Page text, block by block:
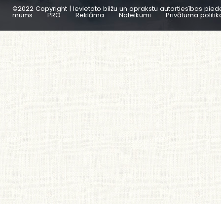
©2022 Copyright | Ievietoto bilžu un aprakstu autortiesības
mums PRO Reklāma Noteikumi Privātuma